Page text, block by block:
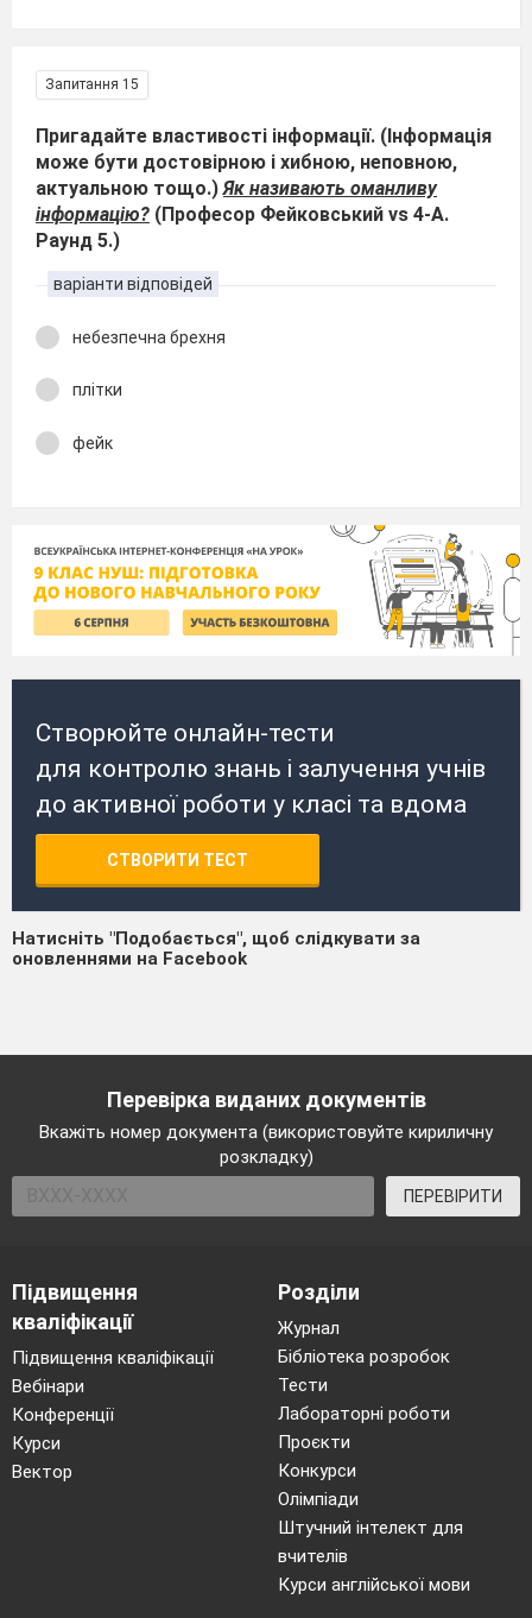
Запитання 15
Пригадайте властивості інформації. (Інформація
може бути достовірною і хибною, неповною,
актуальною тощо.)Як називають оманливу
інформацію? (Професор Фейковський vs 4-А.
Раунд 5.)
варіанти відповідей
небезпечна брехня
плітки
фейк
Створюйте онлайн-тести
для контролю знань і залучення учнів
до активної роботи у класі та вдома
СТВОРИТИ ТЕСТ
Натисніть "Подобається", щоб слідкувати за
оновленнями на Facebook
Перевірка виданих документів
Вкажіть номер документа (використовуйте кириличну
розкладку)
ПЕРЕВІРИТИ
Підвищення
кваліфікації
Підвищення кваліфікації
Вебінари
Конференції
Курси
Вектор
Розділи
Журнал
Бібліотека розробок
Тести
Лабораторні роботи
Проєкти
Конкурси
Олімпіади
Штучний інтелект для
вчителів
Курси англійської мови